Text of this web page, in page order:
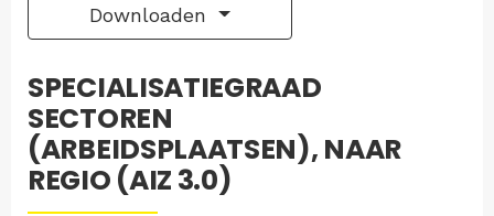
Downloaden
SPECIALISATIEGRAAD
SECTOREN
(ARBEIDSPLAATSEN), NAAR
REGIO (AIZ 3.0)